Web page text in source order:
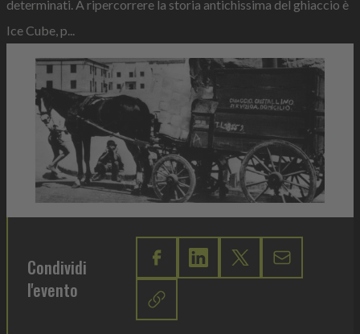
determinati. A ripercorrere la storia antichissima del ghiaccio è
Ice Cube, p...
Condividi
l'evento